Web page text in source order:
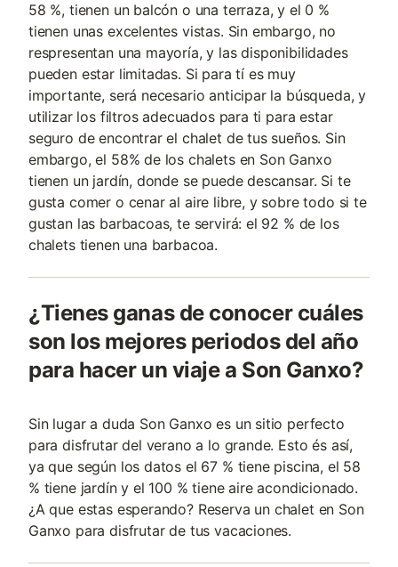
58 %, tienen un balcón o una terraza, y el 0 %
tienen unas excelentes vistas. Sin embargo, no
respresentan una mayoría, y las disponibilidades
pueden estar limitadas. Si para tí es muy
importante, será necesario anticipar la búsqueda, y
utilizar los filtros adecuados para ti para estar
seguro de encontrar el chalet de tus sueños. Sin
embargo, el 58% de los chalets en Son Ganxo
tienen un jardín, donde se puede descansar. Si te
gusta comer o cenar al aire libre, y sobre todo si te
gustan las barbacoas, te servirá: el 92 % de los
chalets tienen una barbacoa.
¿Tienes ganas de conocer cuáles
son los mejores periodos del año
para hacer un viaje a Son Ganxo?
Sin lugar a duda Son Ganxo es un sitio perfecto
para disfrutar del verano a lo grande. Esto és así,
ya que según los datos el 67 % tiene piscina, el 58
% tiene jardín y el 100 % tiene aire acondicionado.
¿A que estas esperando? Reserva un chalet en Son
Ganxo para disfrutar de tus vacaciones.